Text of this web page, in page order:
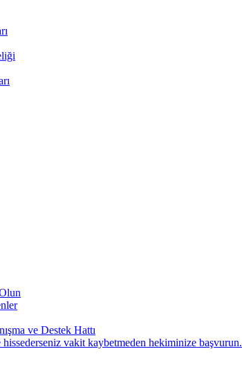
ve Destek Hattı
vakit kaybetmeden hekiminize başvurun.